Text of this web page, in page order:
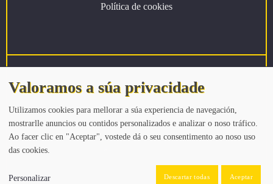
Financiado por la Unión Europea – NextGenerationEU.
Política de cookies
Valoramos a súa privacidade
Utilizamos cookies para mellorar a súa experiencia de navegación,
mostrarlle anuncios ou contidos personalizados e analizar o noso tráfico.
Ao facer clic en "Aceptar", vostede dá o seu consentimento ao noso uso
das cookies.
Personalizar Descartar todas Aceptar